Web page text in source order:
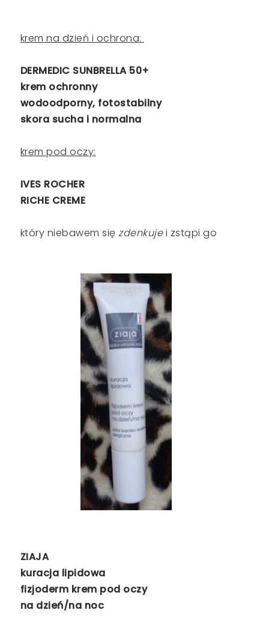
krem na dzień i ochrona:
DERMEDIC SUNBRELLA 50+
krem ochronny
wodoodporny, fotostabilny
skora sucha i normalna
krem pod oczy:
IVES ROCHER
RICHE CREME
który niebawem się zdenkujei zstąpi go
ZIAJA
kuracja lipidowa
fizjoderm krem pod oczy
na dzień/na noc